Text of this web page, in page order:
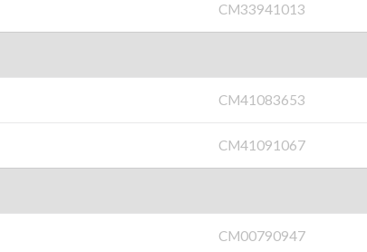
CM33941013
CM41083653
CM41091067
CM00790947